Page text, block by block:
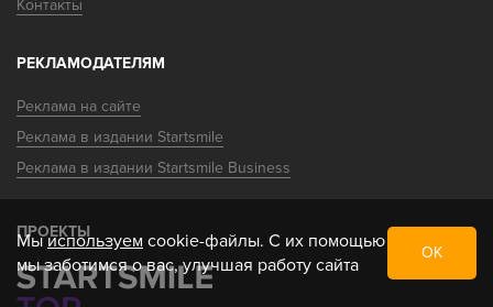
Контакты
РЕКЛАМОДАТЕЛЯМ
Реклама на сайте
Реклама в издании Startsmile
Реклама в издании Startsmile Business
ПРОЕКТЫ
Мыиспользуем cookie-файлы. С их помощью
мы заботимся о вас, улучшая работу сайта
ОК